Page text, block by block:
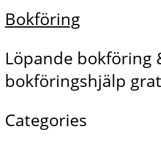
Bokföring
Löpande bokföring
bokföringshjälp
Categories